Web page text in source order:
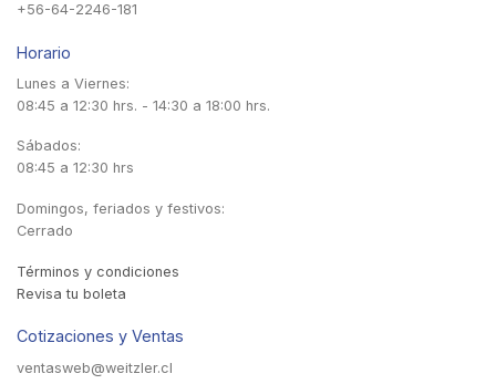
+56-64-2246-181
Horario
Lunes a Viernes:
08:45 a 12:30 hrs. - 14:30 a 18:00 hrs.
Sábados:
08:45 a 12:30 hrs
Domingos, feriados y festivos:
Cerrado
Términos y condiciones
Revisa tu boleta
Cotizaciones y Ventas
ventasweb@weitzler.cl